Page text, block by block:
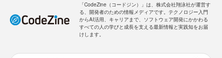
「CodeZine（コードジン）」は、株式会社翔泳社が運営す
る、開発者のための情報メディアです。テクノロジー入門
からAI活用、キャリアまで、ソフトウェア開発にかかわる
すべての人の学びと成長を支える最新情報と実践知をお届
けします。